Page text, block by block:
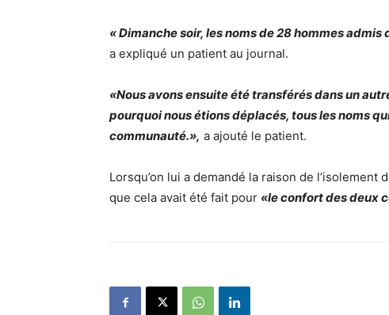
« Dimanche soir, les noms de 28 hommes
a expliqué un patient au journal.
«Nous avons ensuite été transférés dans un
pourquoi nous étions déplacés, tous les noms
communauté.», a ajouté le patient.
Lorsqu’on lui a demandé la raison de
que cela avait été fait pour «le confort des deux